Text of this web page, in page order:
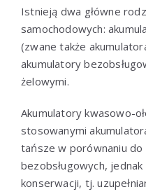
Istnieją dwa główne
samochodowych:
(zwane także
akumulatory
żelowymi.
Akumulatory kwasowo-
stosowanymi
tańsze w porównaniu
bezobsługowych,
konserwacji, tj.